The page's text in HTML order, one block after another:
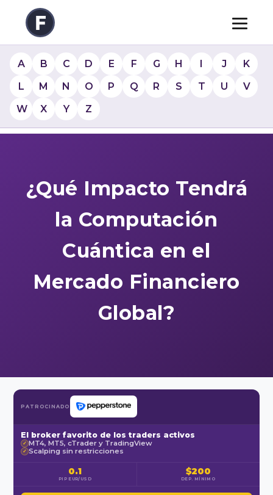
A B C D E F G H I J
K
L
M N O P Q R S T U
V
W
X Y Z
¿Qué Impacto Tendrá
la Computación
Cuántica en el
Mercado Financiero
Global?
PATROCINADO
El broker favorito de los traders activos
✓ MT4, MT5, cTrader y TradingView
✓ Scalping sin restricciones
0.1
PIP EUR/USD
$200
DEP. MÍNIMO